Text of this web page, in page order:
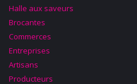
Halle aux saveurs
Brocantes
Commerces
Entreprises
Artisans
Producteurs